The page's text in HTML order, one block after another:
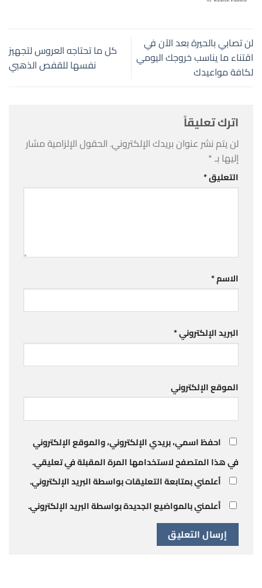
لن تصابي بالحيرة بعد الآن في
اقتناء ما يناسب خروجك اليومي
لكافة مواعيدك
كل ما تحتاجه العروس لتجهيز
نفسها للقفص الذهبي
اترك تعليقاً
لن يتم نشر عنوان بريدك الإلكتروني. الحقول الإلزامية مشار
إليها بـ*
التعليق*
الاسم*
البريد الإلكتروني*
الموقع الإلكتروني
احفظ اسمي، بريدي الإلكتروني، والموقع الإلكتروني
في هذا المتصفح لاستخدامها المرة المقبلة في تعليقي.
أعلمني بمتابعة التعليقات بواسطة البريد الإلكتروني.
أعلمني بالمواضيع الجديدة بواسطة البريد الإلكتروني.